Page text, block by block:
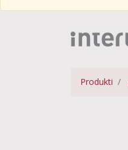
Produkti